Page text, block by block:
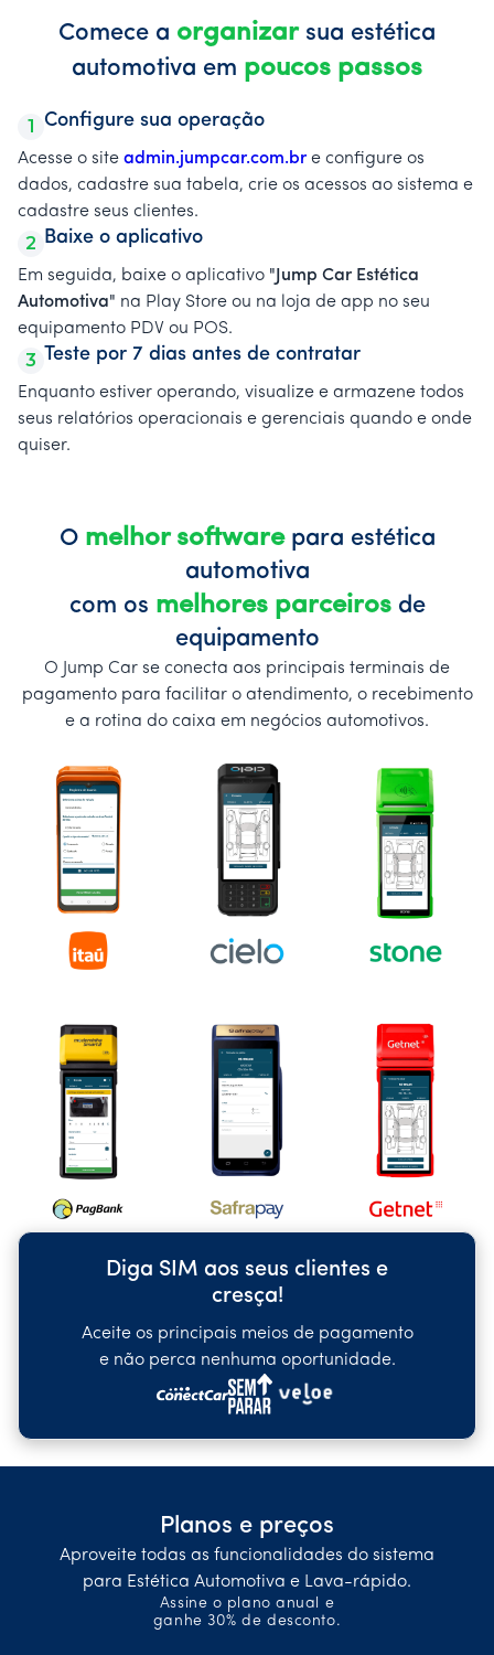
Comece a organizarsua estética
automotiva em poucos passos
1 Configure sua operação
Acesse o site admin.jumpcar.com.br e configure os
dados, cadastre sua tabela, crie os acessos ao sistema e
cadastre seus clientes.
2 Baixe o aplicativo
Em seguida, baixe o aplicativo "Jump Car Estética
Automotiva" na Play Store ou na loja de app no seu
equipamento PDV ou POS.
3 Teste por 7 dias antes de contratar
Enquanto estiver operando, visualize e armazene todos
seus relatórios operacionais e gerenciais quando e onde
quiser.
O melhor software para estética
automotiva
com os melhores parceiros de
equipamento
O Jump Car se conecta aos principais terminais de
pagamento para facilitar o atendimento, o recebimento
e a rotina do caixa em negócios automotivos.
Diga SIM aos seus clientes e
cresça!
Aceite os principais meios de pagamento
e não perca nenhuma oportunidade.
Planos e preços
Aproveite todas as funcionalidades do sistema
para Estética Automotiva e Lava-rápido.
Assine o plano anual e
ganhe 30% de desconto.